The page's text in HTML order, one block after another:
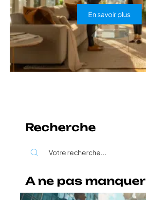
En savoir plus
Recherche
A ne pas manquer